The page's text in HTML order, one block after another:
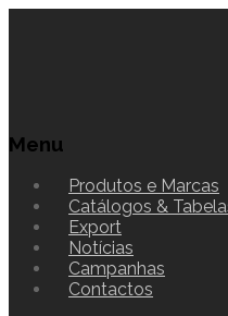
Menu
Produtos e Marcas
Catálogos &
Export
Notícias
Campanhas
Contactos